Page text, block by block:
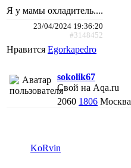
Я у мамы охладитель....
23/04/2024 19:36:20
#3148452
Нравится Egorkapedro
sokolik67
Свой на Aqa.ru
2060 1806 Москва
KoRvin